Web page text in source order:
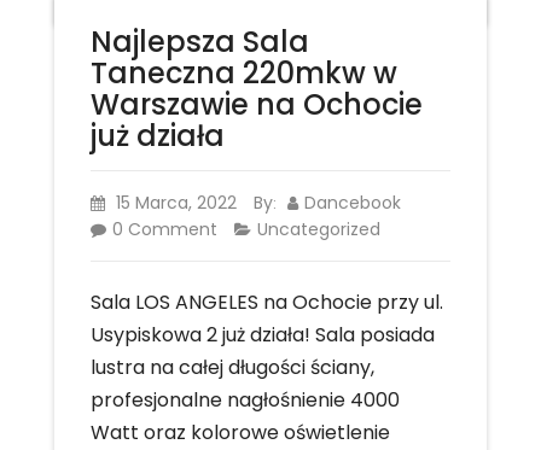
Najlepsza Sala
Taneczna 220mkw w
Warszawie na Ochocie
już działa
15 Marca, 2022 By:
Dancebook
0 Comment
Uncategorized
Sala LOS ANGELES na Ochocie przy ul.
Usypiskowa 2 już działa! Sala posiada
lustra na całej długości ściany,
profesjonalne nagłośnienie 4000
Watt oraz kolorowe oświetlenie